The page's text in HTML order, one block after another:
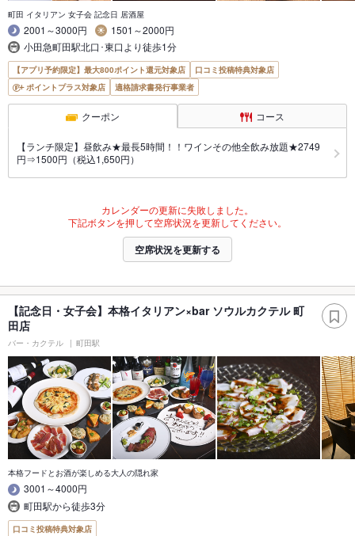
町田 イタリアン 女子会 記念日 居酒屋
2001～3000円
1501～2000円
小田急町田駅北口･東口より徒歩1分
【アプリ予約限定】最大800ポイント還元対象店
口コミ投稿特典対象店
ポイントプラス対象店
適格請求書発行事業者
クーポン コース
【ランチ限定】昼飲み★最長5時間！！ワインその他全飲み放題★2749
円⇒1500円（税込1,650円）
カレンダーの更新に失敗しました。
下記ボタンを押して空席状況を更新してください。
空席状況を更新する
【記念日・女子会】本格イタリアン×bar ソウルカクテル 町
田店
バー・カクテル 町田駅
本格フードとお酒が楽しめる大人の隠れ家
3001～4000円
町田駅から徒歩3分
口コミ投稿特典対象店